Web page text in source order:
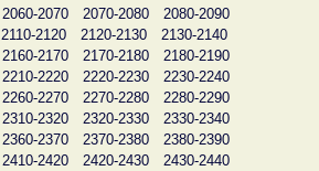
2060-2070 2070-2080
2080-2090
2110-2120 2120-2130
2130-2140
2160-2170 2170-2180
2180-2190
2210-2220 2220-2230
2230-2240
2260-2270 2270-2280
2280-2290
2310-2320 2320-2330
2330-2340
2360-2370 2370-2380
2380-2390
2410-2420 2420-2430
2430-2440